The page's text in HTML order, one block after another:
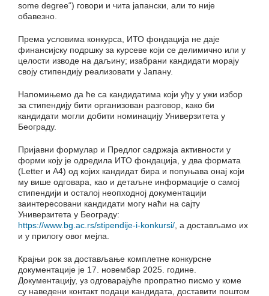
some degree“) говори и чита јапански, али то није
обавезно.
Према условима конкурса, ИТО фондација не даје
финансијску подршку за курсеве који се делимично или у
целости изводе на даљину; изабрани кандидати морају
своју стипендију реализовати у Јапану.
Напомињемо да ће са кандидатима који уђу у ужи избор
за стипендију бити организован разговор, како би
кандидати могли добити номинацију Универзитета у
Београду.
Пријавни формулар и Предлог садржаја активности у
форми коју је одредила ИТО фондација, у два формата
(Letter и A4) од којих кандидат бира и попуњава онај који
му више одговара, као и детаљне информације о самој
стипендији и осталој неопходној документацији
заинтересовани кандидати могу наћи на сајту
Универзитета у Београду:
https://www.bg.ac.rs/stipendije-i-konkursi/ , а достављамо их
и у прилогу овог мејла.
Крајњи рок за достављање комплетне конкурсне
документације је 17. новембар 2025. године.
Документацију, уз одговарајуће пропратно писмо у коме
су наведени контакт подаци кандидата, доставити поштом